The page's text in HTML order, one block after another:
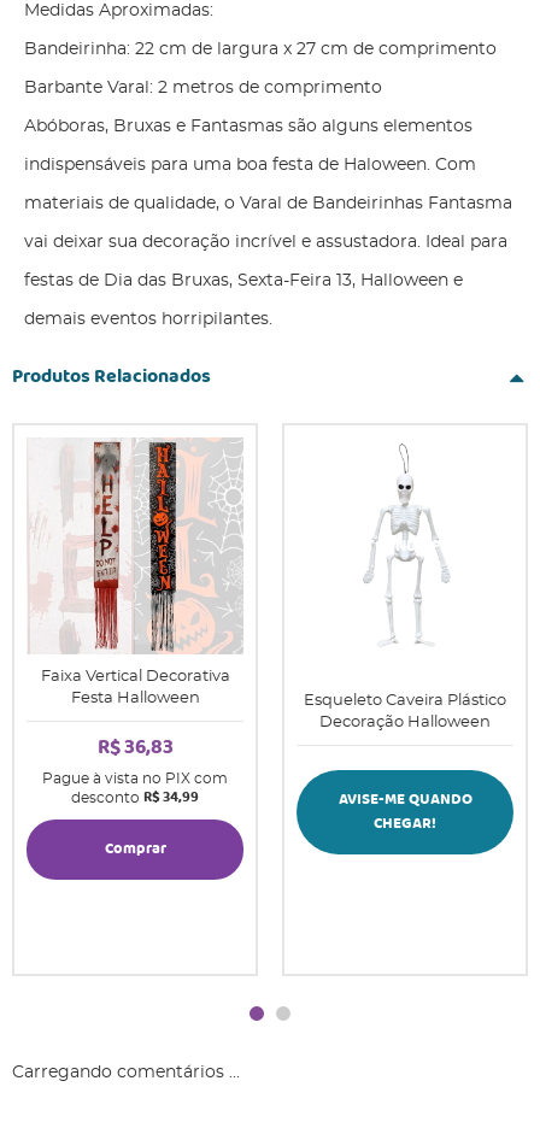
Medidas Aproximadas:
Bandeirinha: 22 cm de largura x 27 cm de comprimento
Barbante Varal: 2 metros de comprimento
Abóboras, Bruxas e Fantasmas são alguns elementos
indispensáveis para uma boa festa de Haloween. Com
materiais de qualidade, o Varal de Bandeirinhas Fantasma
vai deixar sua decoração incrível e assustadora. Ideal para
festas de Dia das Bruxas, Sexta-Feira 13, Halloween e
demais eventos horripilantes.
Produtos Relacionados
Faixa Vertical Decorativa
Festa Halloween
R$ 36,83
Pague à vista no PIX com
desconto R$ 34,99
Comprar
Esqueleto Caveira Plástico
Decoração Halloween
AVISE-ME QUANDO
CHEGAR!
Carregando comentários ...